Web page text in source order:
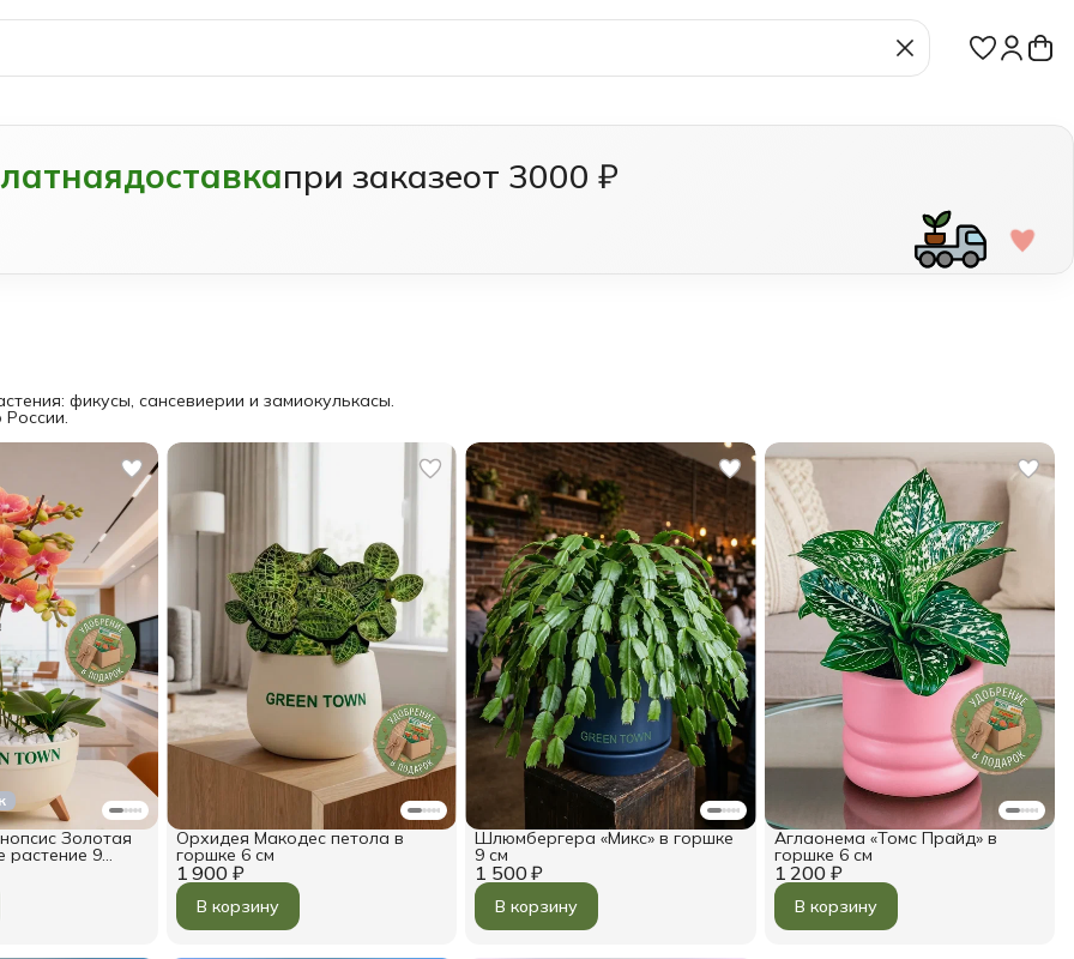
доставкапри заказеот 3000 ₽
фикусы, сансевиерии и замиокулькасы.
Золотая
растение 9
1 900 ₽
Орхидея Макодес петола в
горшке 6 см
В корзину
1 500 ₽
Шлюмбергера «Микс» в горшке
9 см
В корзину
1 200 ₽
Аглаонема «Томс Прайд» в
горшке 6 см
В корзину